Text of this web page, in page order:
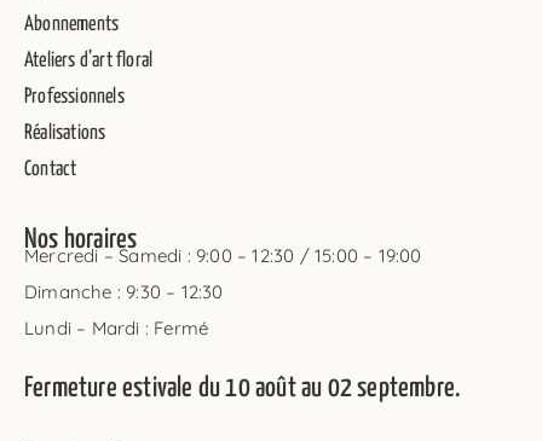
Abonnements
Ateliers d’art floral
Professionnels
Réalisations
Contact
Nos horaires
Mercredi – Samedi : 9:00 – 12:30 / 15:00 – 19:00
Dimanche : 9:30 – 12:30
Lundi – Mardi : Fermé
Fermeture estivale du 10 août au 02 septembre.